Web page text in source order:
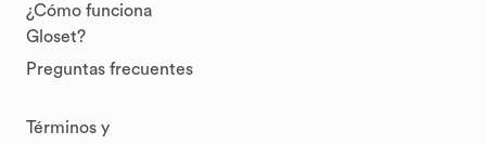
¿Cómo funciona
Gloset?
Preguntas frecuentes
Términos y